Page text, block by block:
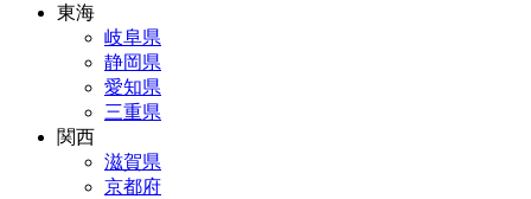
東海
岐阜県
静岡県
愛知県
三重県
関西
滋賀県
京都府